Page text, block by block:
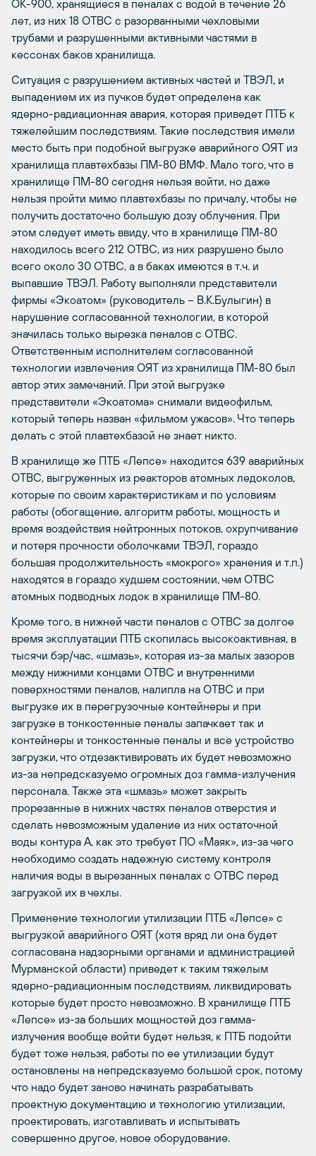
ОК-900, хранящиеся в пеналах с водой в течение 26
лет, из них 18 ОТВС с разорванными чехловыми
трубами и разрушенными активными частями в
кессонах баков хранилища.
Ситуация с разрушением активных частей и ТВЭЛ, и
выпадением их из пучков будет определена как
ядерно-радиационная авария, которая приведет ПТБ к
тяжелейшим последствиям. Такие последствия имели
место быть при подобной выгрузке аварийного ОЯТ из
хранилища плавтехбазы ПМ-80 ВМФ. Мало того, что в
хранилище ПМ-80 сегодня нельзя войти, но даже
нельзя пройти мимо плавтехбазы по причалу, чтобы не
получить достаточно большую дозу облучения. При
этом следует иметь ввиду, что в хранилище ПМ-80
находилось всего 212 ОТВС, из них разрушено было
всего около 30 ОТВС, а в баках имеются в т.ч. и
выпавшие ТВЭЛ. Работу выполняли представители
фирмы «Экоатом» (руководитель – В.К.Булыгин) в
нарушение согласованной технологии, в которой
значилась только вырезка пеналов с ОТВС.
Ответственным исполнителем согласованной
технологии извлечения ОЯТ из хранилища ПМ-80 был
автор этих замечаний. При этой выгрузке
представители «Экоатома» снимали видеофильм,
который теперь назван «фильмом ужасов». Что теперь
делать с этой плавтехбазой не знает никто.
В хранилище же ПТБ «Лепсе» находится 639 аварийных
ОТВС, выгруженных из реакторов атомных ледоколов,
которые по своим характеристикам и по условиям
работы (обогащение, алгоритм работы, мощность и
время воздействия нейтронных потоков, охрупчивание
и потеря прочности оболочками ТВЭЛ, гораздо
большая продолжительность «мокрого» хранения и т.п.)
находятся в гораздо худшем состоянии, чем ОТВС
атомных подводных лодок в хранилище ПМ-80.
Кроме того, в нижней части пеналов с ОТВС за долгое
время эксплуатации ПТБ скопилась высокоактивная, в
тысячи бэр/час, «шмазь», которая из-за малых зазоров
между нижними концами ОТВС и внутренними
поверхностями пеналов, налипла на ОТВС и при
выгрузке их в перегрузочные контейнеры и при
загрузке в тонкостенные пеналы запачкает так и
контейнеры и тонкостенные пеналы и все устройство
загрузки, что отдезактивировать их будет невозможно
из-за непредсказуемо огромных доз гамма-излучения
персонала. Также эта «шмазь» может закрыть
прорезанные в нижних частях пеналов отверстия и
сделать невозможным удаление из них остаточной
воды контура А, как это требует ПО «Маяк», из-за чего
необходимо создать надежную систему контроля
наличия воды в вырезанных пеналах с ОТВС перед
загрузкой их в чехлы.
Применение технологии утилизации ПТБ «Лепсе» с
выгрузкой аварийного ОЯТ (хотя вряд ли она будет
согласована надзорными органами и администрацией
Мурманской области) приведет к таким тяжелым
ядерно-радиационным последствиям, ликвидировать
которые будет просто невозможно. В хранилище ПТБ
«Лепсе» из-за больших мощностей доз гамма-
излучения вообще войти будет нельзя, к ПТБ подойти
будет тоже нельзя, работы по ее утилизации будут
остановлены на непредсказуемо большой срок, потому
что надо будет заново начинать разрабатывать
проектную документацию и технологию утилизации,
проектировать, изготавливать и испытывать
совершенно другое, новое оборудование.